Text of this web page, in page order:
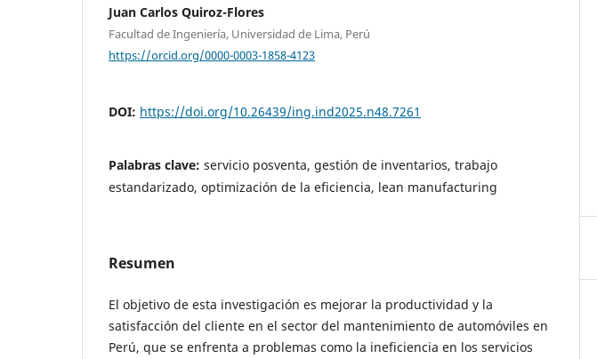
Juan Carlos Quiroz-Flores
Facultad de Ingeniería, Universidad de Lima, Perú
https://orcid.org/0000-0003-1858-4123
DOI: https://doi.org/10.26439/ing.ind2025.n48.7261
Palabras clave: servicio posventa, gestión de inventarios, trabajo
estandarizado, optimización de la eficiencia, lean manufacturing
Resumen
El objetivo de esta investigación es mejorar la productividad y la
satisfacción del cliente en el sector del mantenimiento de automóviles en
Perú, que se enfrenta a problemas como la ineficiencia en los servicios